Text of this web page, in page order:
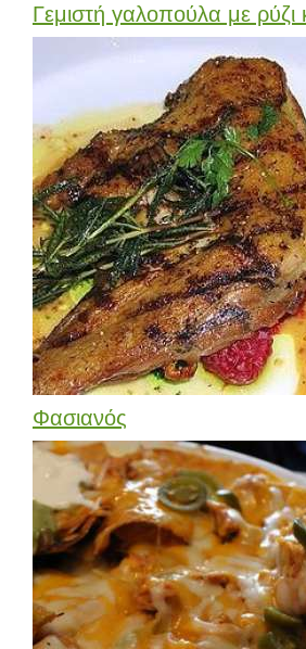
Γεμιστή γαλοπούλα με ρύζι
Φασιανός